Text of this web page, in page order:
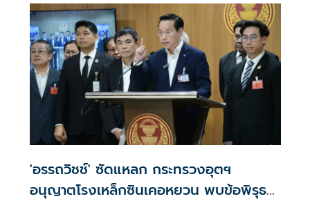
'อรรถวิชช์' ซัดแหลก กระทรวงอุตฯ
อนุญาตโรงเหล็กซินเคอหยวน พบข้อพิรุธ